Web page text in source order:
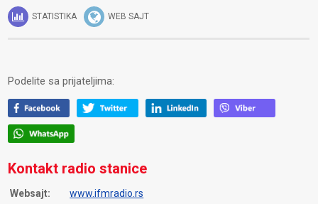
STATISTIKA WEB SAJT
Podelite sa prijateljima:
Kontakt radio stanice
Websajt:
www.ifmradio.rs